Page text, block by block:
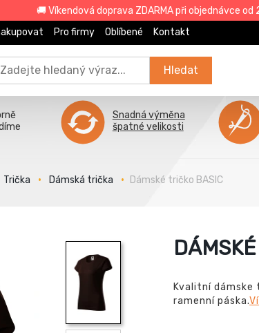
🚚 Víkendová doprava ZDARMA při objednávce od
Pro firmy Oblíbené Kontakt
Hledat
Snadná výměna
špatné velikosti
Trička Dámská trička Dámské tričko BASIC
Kvalitní
ramenní páska.